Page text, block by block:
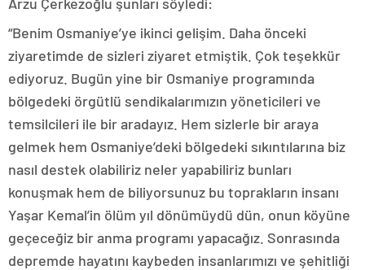
“Benim Osmaniye’ye ikinci gelişim. Daha önceki
ziyaretimde de sizleri ziyaret etmiştik. Çok teşekkür
ediyoruz. Bugün yine bir Osmaniye programında
bölgedeki örgütlü sendikalarımızın yöneticileri ve
temsilcileri ile bir aradayız. Hem sizlerle bir araya
gelmek hem Osmaniye’deki bölgedeki sıkıntılarına biz
nasıl destek olabiliriz neler yapabiliriz bunları
konuşmak hem de biliyorsunuz bu toprakların insanı
Yaşar Kemal’in ölüm yıl dönümüydü dün, onun köyüne
geçeceğiz bir anma programı yapacağız. Sonrasında
depremde hayatını kaybeden insanlarımızı ve şehitliği